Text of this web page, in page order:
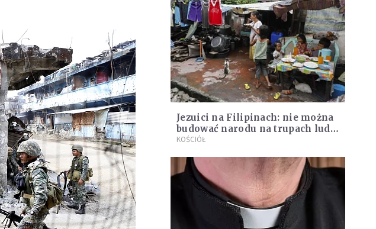
Jezuici na Filipinach: nie można
budować narodu na trupach ludu
filipińskiego
KOŚCIÓŁ